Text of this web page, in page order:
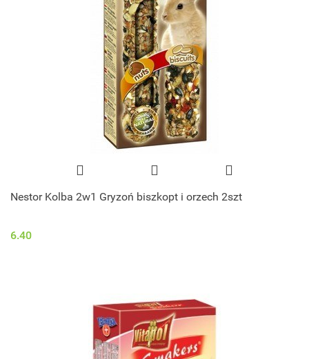
Nestor Kolba 2w1 Gryzoń biszkopt i orzech 2szt
6.40